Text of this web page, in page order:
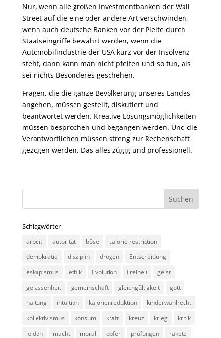
Nur, wenn alle großen Investmentbanken der Wall
Street auf die eine oder andere Art verschwinden,
wenn auch deutsche Banken vor der Pleite durch
Staatseingriffe bewahrt werden, wenn die
Automobilindustrie der USA kurz vor der Insolvenz
steht, dann kann man nicht pfeifen und so tun, als
sei nichts Besonderes geschehen.
Fragen, die die ganze Bevölkerung unseres Landes
angehen, müssen gestellt, diskutiert und
beantwortet werden. Kreative Lösungsmöglichkeiten
müssen besprochen und begangen werden. Und die
Verantwortlichen müssen streng zur Rechenschaft
gezogen werden. Das alles zügig und professionell.
Schlagwörter
arbeit autorität böse
calorie restriction
demokratie
disziplin drogen
Entscheidung
eskapismus
ethik Evolution Freiheit
geist
gelassenheit
gemeinschaft gleichgültigkeit
gott
haltung
intuition kalorienreduktion
kinderwahlrecht
kollektivismus
konsum kraft kreuz krieg
kritik
leiden
macht moral opfer prüfungen
rakete